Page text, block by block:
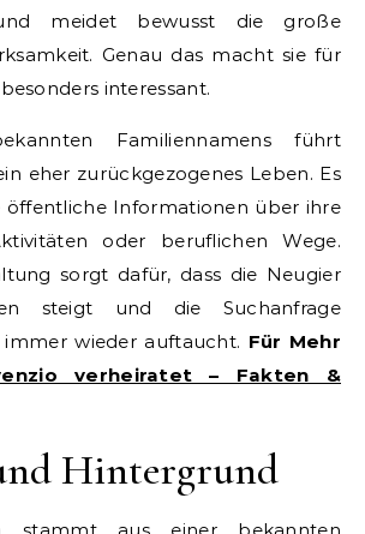
meidet bewusst die große
Genau das macht sie für
interessant.
Familiennamens führt
eher zurückgezogenes Leben. Es
öffentliche Informationen über ihre
oder beruflichen Wege.
sorgt dafür, dass die Neugier
steigt und die Suchanfrage
immer wieder auftaucht. Für Mehr
verheiratet – Fakten &
Hintergrund